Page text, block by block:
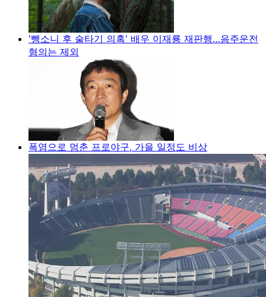
'뺑소니 후 술타기 의혹' 배우 이재룡 재판행…음주운전
혐의는 제외
폭염으로 멈춘 프로야구, 가을 일정도 비상